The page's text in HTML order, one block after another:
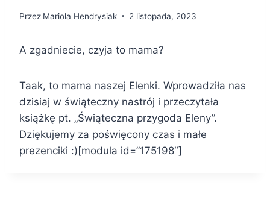
Przez Mariola Hendrysiak 2 listopada, 2023
A zgadniecie, czyja to mama?
Taak, to mama naszej Elenki. Wprowadziła nas
dzisiaj w świąteczny nastrój i przeczytała
książkę pt. „Świąteczna przygoda Eleny”.
Dziękujemy za poświęcony czas i małe
prezenciki :)[modula id=”175198″]